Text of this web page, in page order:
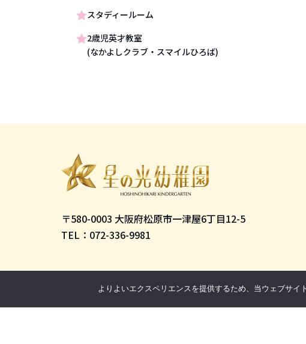
スタディールーム
2歳児英才教室
(なかよしクラブ・スマイルひろば)
〒580-0003 大阪府松原市一津屋6丁目12-5
TEL：072-336-9981
Copyright © HOSHINO HIKARI. All Rights Reserved
よりよいエクスペリエンスを提供するため、当ウェブサ